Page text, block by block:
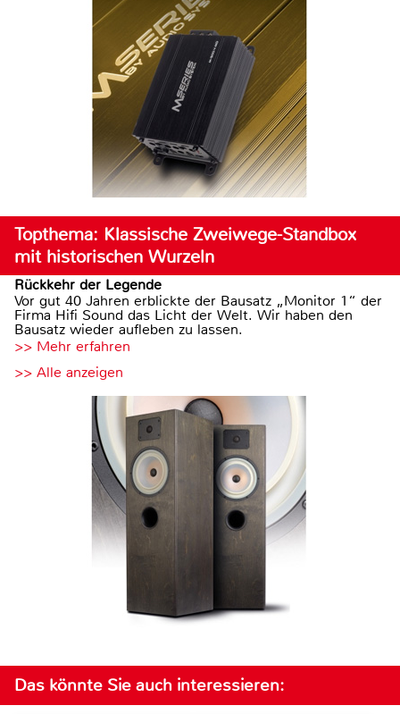
Topthema: Klassische Zweiwege-Standbox
mit historischen Wurzeln
Rückkehr der Legende
Vor gut 40 Jahren erblickte der Bausatz „Monitor 1“ der
Firma Hifi Sound das Licht der Welt. Wir haben den
Bausatz wieder aufleben zu lassen.
>> Mehr erfahren
>> Alle anzeigen
Das könnte Sie auch interessieren: